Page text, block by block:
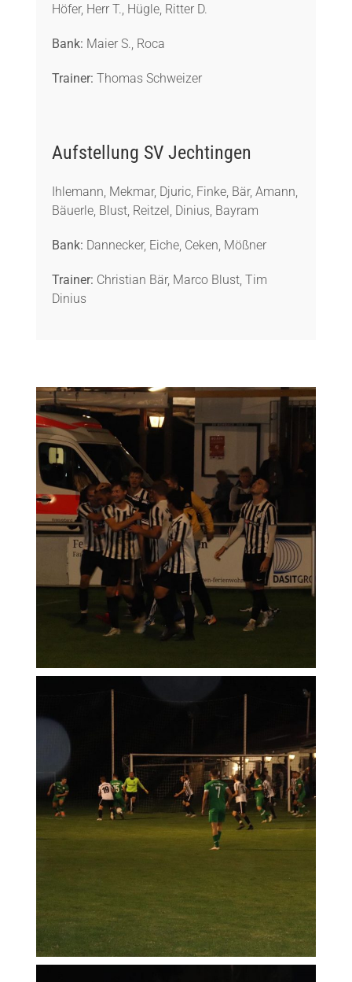
Höfer, Herr T., Hügle, Ritter D.
Bank: Maier S., Roca
Trainer: Thomas Schweizer
Aufstellung SV Jechtingen
Ihlemann, Mekmar, Djuric, Finke, Bär, Amann,
Bäuerle, Blust, Reitzel, Dinius, Bayram
Bank: Dannecker, Eiche, Ceken, Mößner
Trainer: Christian Bär, Marco Blust, Tim
Dinius